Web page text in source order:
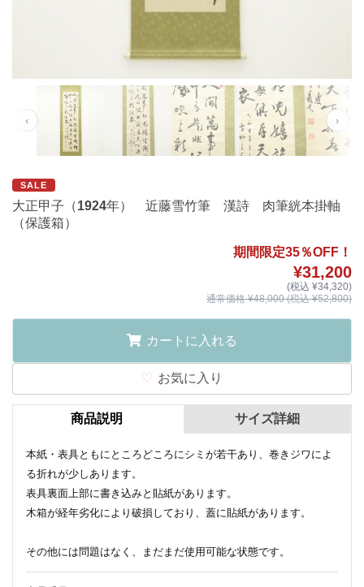
‹ ›
SALE
大正甲子（1924年） 近藤雪竹筆 漢詩 肉筆絖本掛軸
（保護箱）
期間限定35％OFF！
¥31,200
(税込 ¥34,320)
通常価格 ¥48,000 (税込 ¥52,800)
カートに入れる
お気に入り
商品説明
本紙・表具ともにところどころにシミが若干あり、巻きジワによ
る折れが少しあります。
表具裏面上部に書き込みと貼紙があります。
木箱が経年劣化により破損しており、蓋に貼紙があります。
その他には問題はなく、まだまだ使用可能な状態です。
サイズ詳細